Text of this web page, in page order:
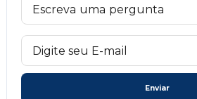
Enviar